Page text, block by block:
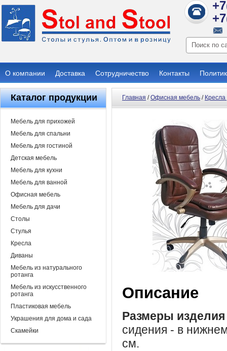
О компании Доставка Сотрудничество Контакты
Каталог продукции
Мебель для прихожей
Мебель для спальни
Мебель для гостиной
Детская мебель
Мебель для кухни
Мебель для ванной
Офисная мебель
Мебель для дачи
Столы
Стулья
Кресла
Диваны
Мебель из натурального
ротанга
Мебель из искусственного
ротанга
Пластиковая мебель
Украшения для дома и сада
Скамейки
Главная /Офисная мебель /
Описание
Размеры
сидения - в
см.